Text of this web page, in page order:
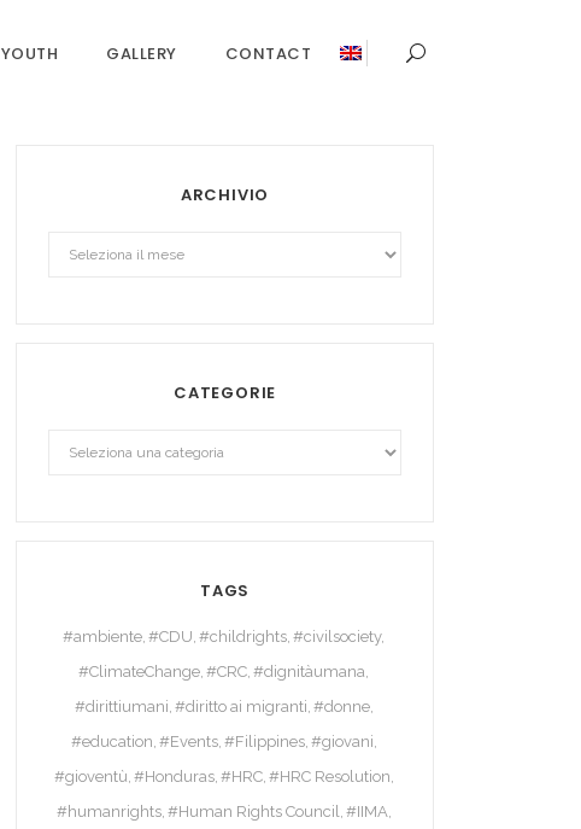
YOUTH GALLERY CONTACT
ARCHIVIO
CATEGORIE
TAGS
#ambiente #CDU #childrights #civilsociety
#ClimateChange #CRC #dignitàumana
#dirittiumani #diritto ai migranti #donne
#education #Events #Filippines #giovani
#gioventù #Honduras #HRC #HRC Resolution
#humanrights #Human Rights Council #IIMA